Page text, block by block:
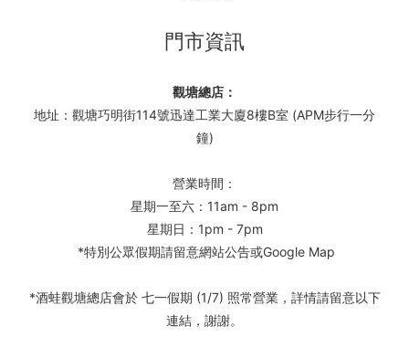
門市資訊
觀塘總店：
地址：觀塘巧明街114號迅達工業大廈8樓B室 (APM步行一分
鐘)
營業時間：
星期一至六：11am - 8pm
星期日：1pm - 7pm
*特別公眾假期請留意網站公告或Google Map
*酒蛙觀塘總店會於 七一假期 (1/7) 照常營業，詳情請留意以下
連結，謝謝。